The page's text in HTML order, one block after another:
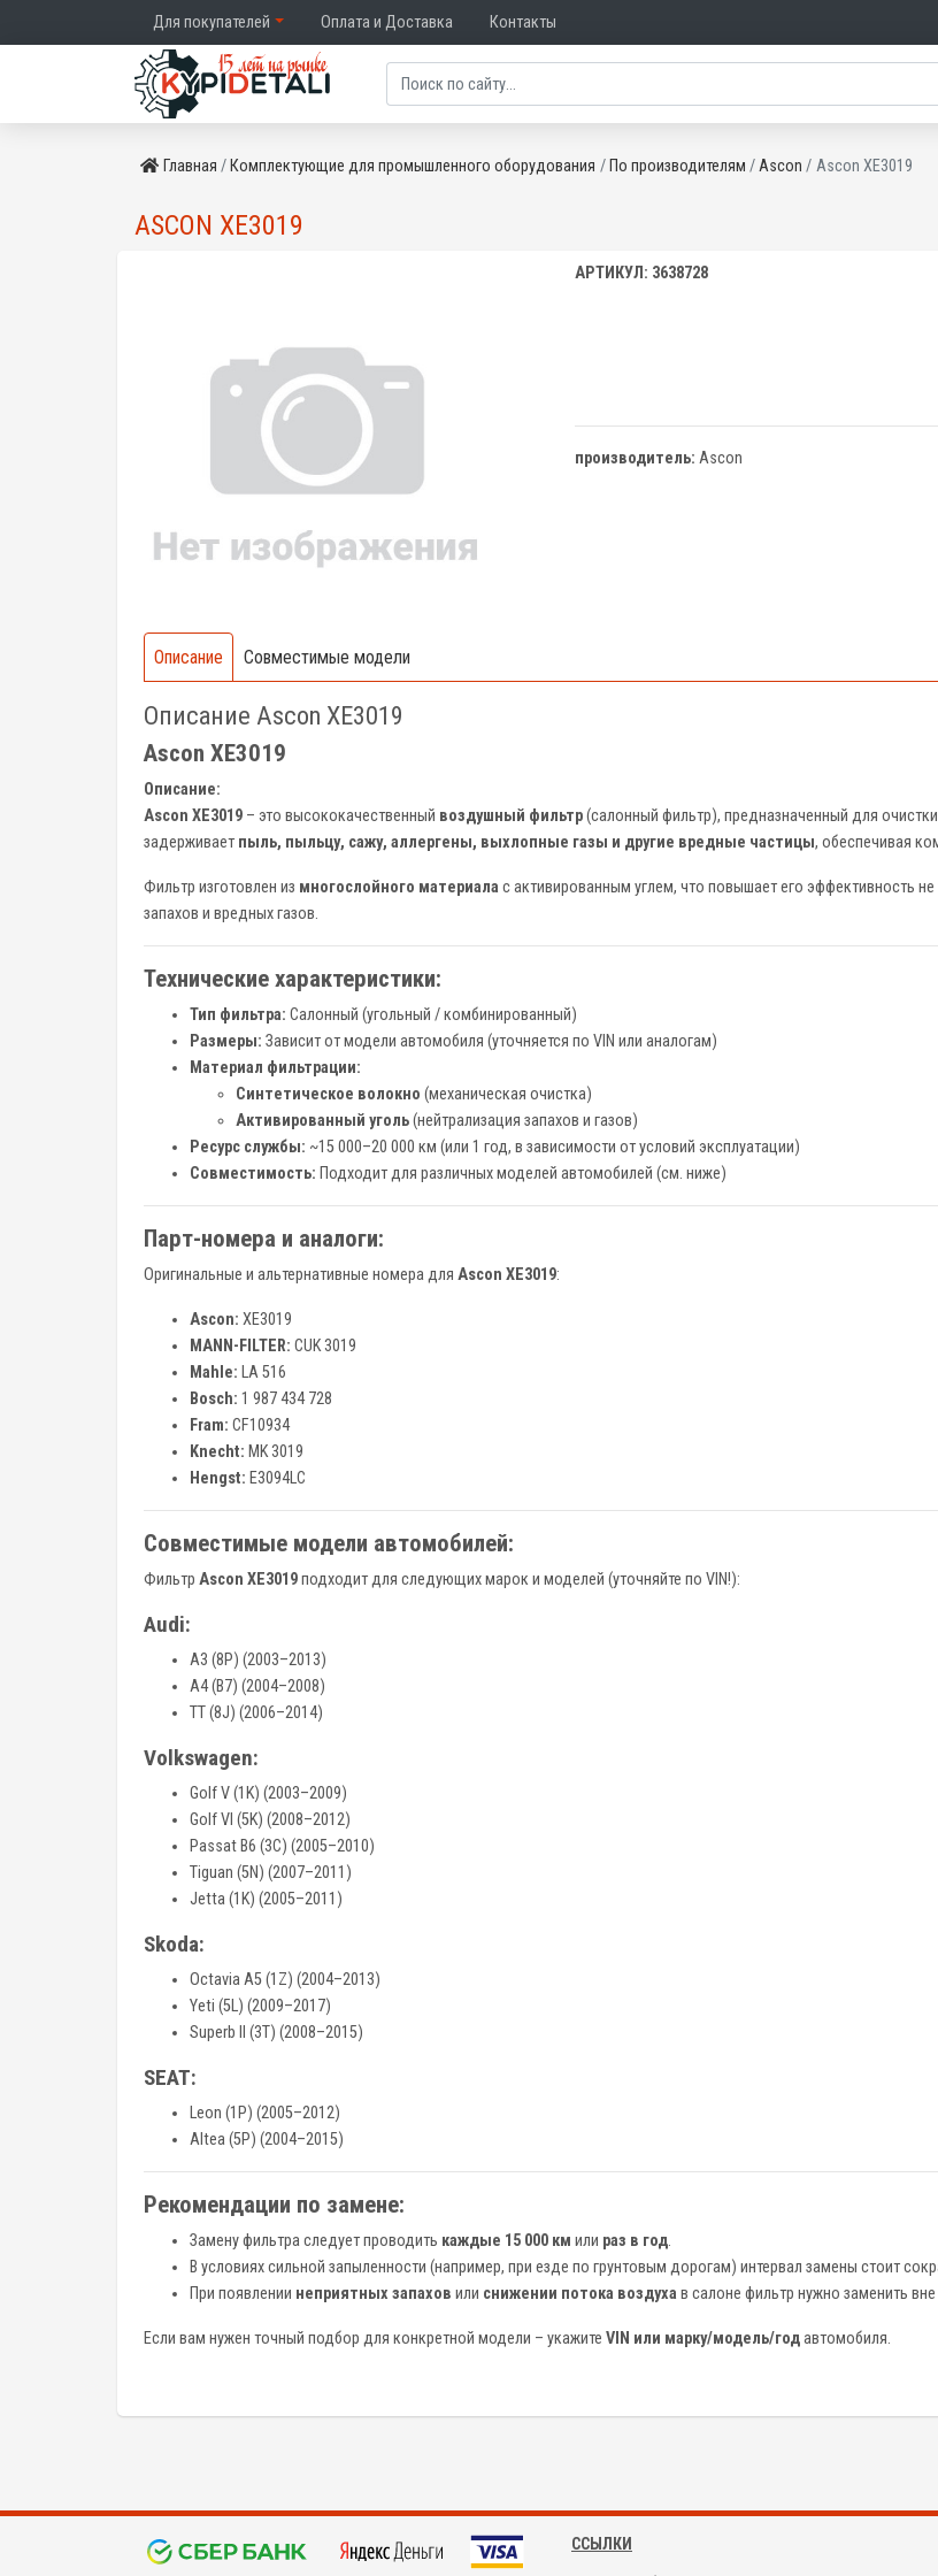
Для покупателей Оплата и Доставка Контакты
Главная Комплектующие для промышленного оборудования По производителям Ascon Ascon XE3019
ASCON XE3019
АРТИКУЛ: 3638728
производитель: Ascon
Описание Совместимые модели
Описание Ascon XE3019
Ascon XE3019
Описание:
Ascon XE3019 – это высококачественный воздушный фильтр(салонный фильтр), предназначенный для
задерживает пыль, пыльцу, сажу, аллергены, выхлопные газы и другие вредные частицы, обеспечивая
Фильтр изготовлен из многослойного материала с активированным углем, что повышает его эффективность
запахов и вредных газов.
Технические характеристики:
Тип фильтра: Салонный (угольный / комбинированный)
Размеры: Зависит от модели автомобиля (уточняется по VIN или аналогам)
Материал фильтрации:
Синтетическое волокно (механическая очистка)
Активированный уголь(нейтрализация запахов и газов)
Ресурс службы: ~15 000–20 000 км (или 1 год, в зависимости от условий эксплуатации)
Совместимость: Подходит для различных моделей автомобилей (см. ниже)
Парт-номера и аналоги:
Оригинальные и альтернативные номера для Ascon XE3019:
Ascon: XE3019
MANN-FILTER: CUK 3019
Mahle: LA 516
Bosch: 1 987 434 728
Fram: CF10934
Knecht: MK 3019
Hengst: E3094LC
Совместимые модели автомобилей:
Фильтр Ascon XE3019подходит для следующих марок и моделей (уточняйте по VIN!):
Audi:
A3 (8P) (2003–2013)
A4 (B7) (2004–2008)
TT (8J) (2006–2014)
Volkswagen:
Golf V (1K) (2003–2009)
Golf VI (5K) (2008–2012)
Passat B6 (3C) (2005–2010)
Tiguan (5N) (2007–2011)
Jetta (1K) (2005–2011)
Skoda:
Octavia A5 (1Z) (2004–2013)
Yeti (5L) (2009–2017)
Superb II (3T) (2008–2015)
SEAT:
Leon (1P) (2005–2012)
Altea (5P) (2004–2015)
Рекомендации по замене:
Замену фильтра следует проводить каждые 15 000 км или раз в год.
В условиях сильной запыленности (например, при езде по грунтовым дорогам) интервал замены стоит
При появлении неприятных запахов или снижении потока воздуха в салоне фильтр нужно заменить
Если вам нужен точный подбор для конкретной модели – укажите VIN или марку/модель/годавтомобиля.
ССЫЛКИ